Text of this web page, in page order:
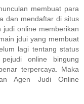
membuat para
dan mendaftar di situs
online memberikan
jdui yang membuat
lagi tentang status
online bingung
terpercaya. Maka
Agen Judi Online